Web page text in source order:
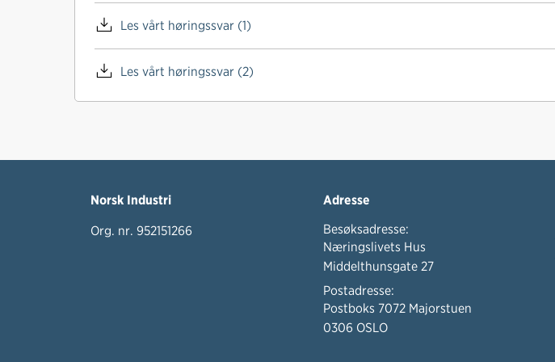
Les vårt høringssvar (1)
Les vårt høringssvar (2)
Norsk Industri
Org. nr. 952151266
Adresse
Besøksadresse:
Næringslivets Hus
Middelthunsgate 27
Postadresse:
Postboks 7072 Majorstuen
0306 OSLO